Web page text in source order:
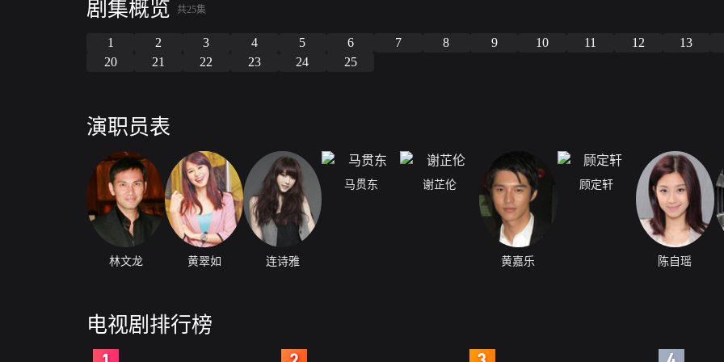
剧集概览 共25集
1 2 3 4 5 6 7 8 9 10 11 12
13
20
21 22 23 24 25
演职员表
林文龙 黄翠如 连诗雅
马贯东 谢芷伦
黄嘉乐
顾定轩
陈自瑶
电视剧排行榜